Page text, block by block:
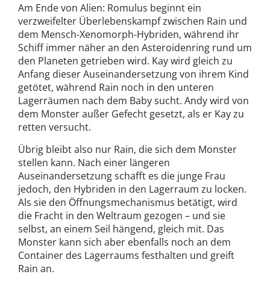
Am Ende von Alien: Romulus beginnt ein
verzweifelter Überlebenskampf zwischen Rain und
dem Mensch-Xenomorph-Hybriden, während ihr
Schiff immer näher an den Asteroidenring rund um
den Planeten getrieben wird. Kay wird gleich zu
Anfang dieser Auseinandersetzung von ihrem Kind
getötet, während Rain noch in den unteren
Lagerräumen nach dem Baby sucht. Andy wird von
dem Monster außer Gefecht gesetzt, als er Kay zu
retten versucht.
Übrig bleibt also nur Rain, die sich dem Monster
stellen kann. Nach einer längeren
Auseinandersetzung schafft es die junge Frau
jedoch, den Hybriden in den Lagerraum zu locken.
Als sie den Öffnungsmechanismus betätigt, wird
die Fracht in den Weltraum gezogen – und sie
selbst, an einem Seil hängend, gleich mit. Das
Monster kann sich aber ebenfalls noch an dem
Container des Lagerraums festhalten und greift
Rain an.